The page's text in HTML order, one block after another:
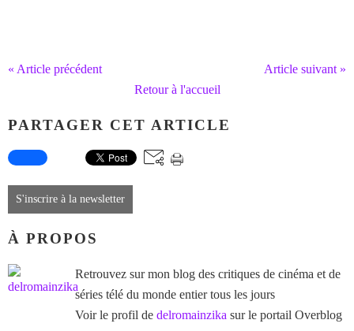
« Article précédent
Article suivant »
Retour à l'accueil
PARTAGER CET ARTICLE
S'inscrire à la newsletter
À PROPOS
Retrouvez sur mon blog des critiques de cinéma et de
séries télé du monde entier tous les jours
Voir le profil de delromainzika sur le portail Overblog